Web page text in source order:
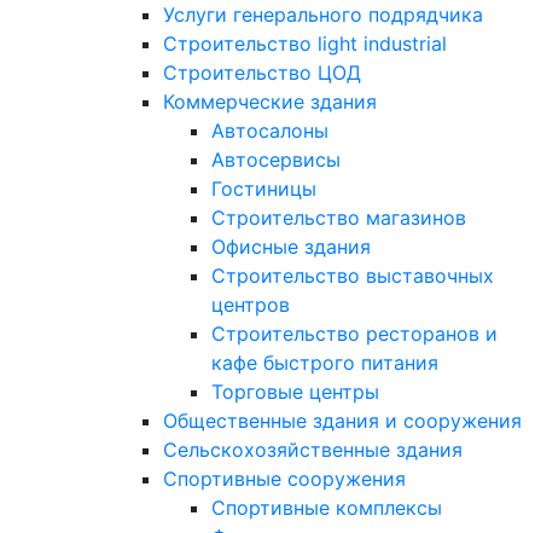
Услуги генерального подрядчика
Строительство light industrial
Строительство ЦОД
Коммерческие здания
Автосалоны
Автосервисы
Гостиницы
Строительство магазинов
Офисные здания
Строительство выставочных
центров
Строительство ресторанов и
кафе быстрого питания
Торговые центры
Общественные здания и сооружения
Сельскохозяйственные здания
Спортивные сооружения
Спортивные комплексы